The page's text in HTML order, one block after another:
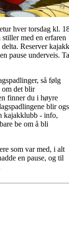
hver torsdag kl.
med en erfaren
Reserver kajakk
pause underveis. Ta
så følg
om det blir
finner du i høyre
blir
kajakklubb - info,
be om å bli
som var med, i alt
en pause, og til